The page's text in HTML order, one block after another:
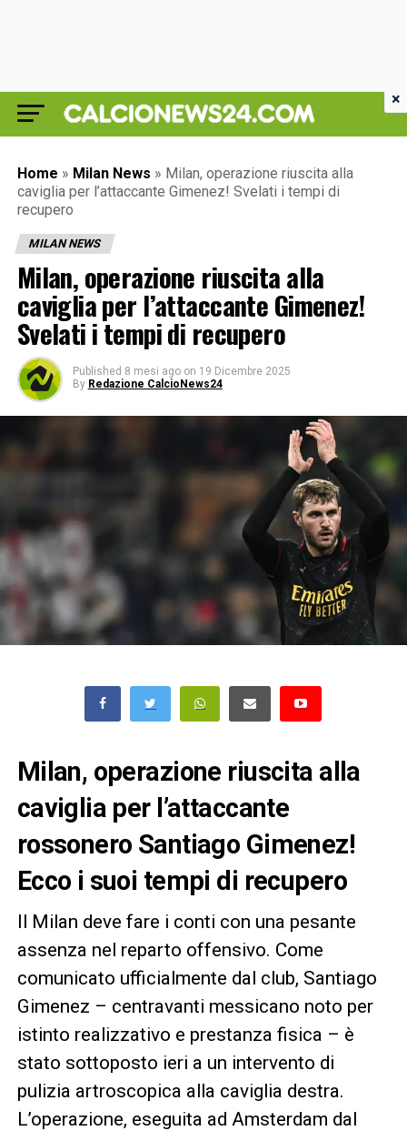
Home » Milan News » Milan, operazione riuscita alla
caviglia per l’attaccante Gimenez! Svelati i tempi di
recupero
MILAN NEWS
Milan, operazione riuscita alla
caviglia per l’attaccante Gimenez!
Svelati i tempi di recupero
Published 8 mesi ago on 19 Dicembre 2025
By Redazione CalcioNews24
Milan, operazione riuscita alla
caviglia per l’attaccante
rossonero Santiago Gimenez!
Ecco i suoi tempi di recupero
Il Milan deve fare i conti con una pesante
assenza nel reparto offensivo. Come
comunicato ufficialmente dal club, Santiago
Gimenez – centravanti messicano noto per
istinto realizzativo e prestanza fisica – è
stato sottoposto ieri a un intervento di
pulizia artroscopica alla caviglia destra.
L’operazione, eseguita ad Amsterdam dal
×